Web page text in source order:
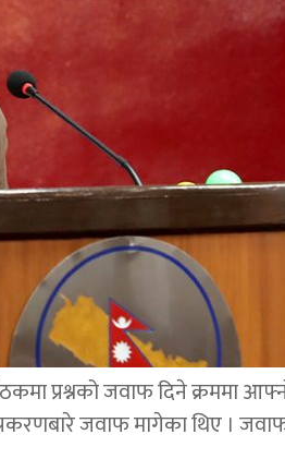
प्रश्नको जवाफ दिने क्रममा
जवाफ मागेका थिए ।